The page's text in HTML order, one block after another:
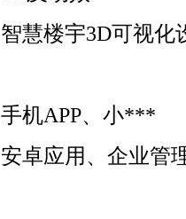
智慧楼宇3D可视化
手机APP、小***
安卓应用、企业管